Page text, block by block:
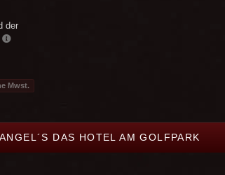
der
Mwst.
DAS HOTEL AM GOLFPARK